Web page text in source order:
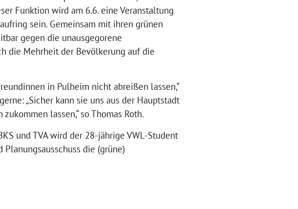
Funktion wird am 6.6. eine Veranstaltung
sein. Gemeinsam mit ihren grünen
gegen die unausgegorene
die Mehrheit der Bevölkerung auf die
in Pulheim nicht abreißen lassen,“
„Sicher kann sie uns aus der Hauptstadt
lassen,“ so Thomas Roth.
und TVA wird der 28-jährige VWL-Student
die (grüne)